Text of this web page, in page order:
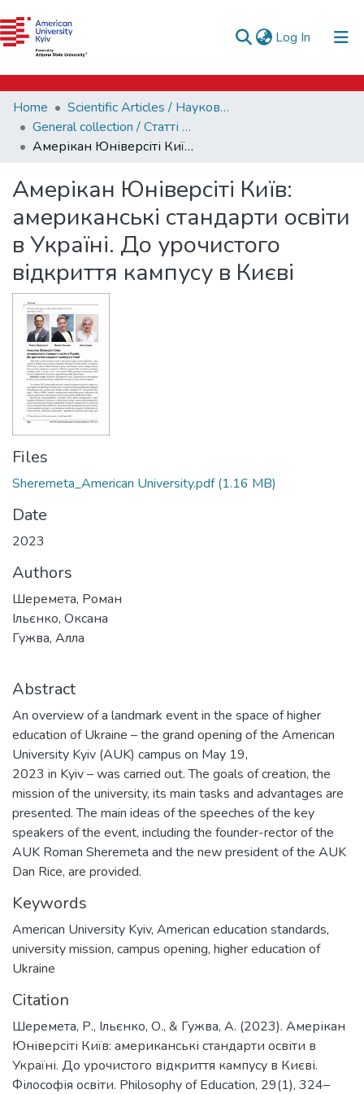
Log In (current)
Communities & Collections
All of DSpace
Statistics
e-catalog
AUK Library
Home
Scientific Articles / Наукові статті
General collection / Статті загальної тематики
Амерікан Юніверсіті Київ: американські стандарти освіти в Україні. До урочистого відкриття кампусу в Києві
Амерікан Юніверсіті Київ:
американські стандарти освіти
в Україні. До урочистого
відкриття кампусу в Києві
Files
Sheremeta_American University.pdf(1.16 MB)
Date
2023
Authors
Шеремета, Роман
Ільєнко, Оксана
Гужва, Алла
Abstract
An overview of a landmark event in the space of higher
education of Ukraine – the grand opening of the American
University Kyiv (AUK) campus on May 19,
2023 in Kyiv – was carried out. The goals of creation, the
mission of the university, its main tasks and advantages are
presented. The main ideas of the speeches of the key
speakers of the event, including the founder-rector of the
AUK Roman Sheremeta and the new president of the AUK
Dan Rice, are provided.
Keywords
American University Kyiv, American education standards,
university mission, campus opening, higher education of
Ukraine
Citation
Шеремета, Р., Ільєнко, О., & Гужва, А. (2023). Амерікан
Юніверсіті Київ: американські стандарти освіти в
Україні. До урочистого відкриття кампусу в Києві.
Філософія освіти. Philosophy of Education, 29(1), 324–